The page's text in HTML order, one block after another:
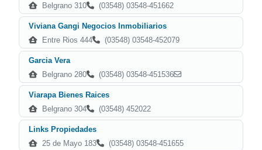
Belgrano 310
(03548) 03548-451662
Viviana Gangi Negocios Inmobiliarios
Entre Rios 444
(03548) 03548-452079
Garcia Vera
Belgrano 280
(03548) 03548-451536
Viarapa Bienes Raices
Belgrano 304
(03548) 452022
Links Propiedades
25 de Mayo 183
(03548) 03548-451655